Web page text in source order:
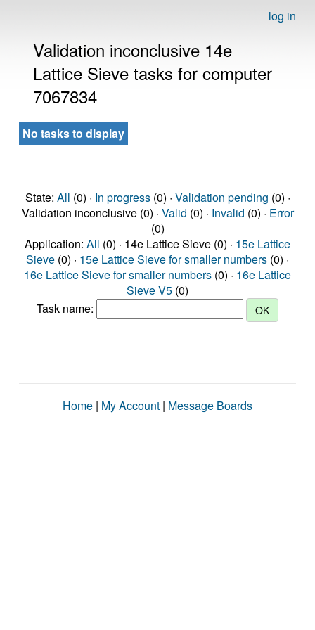
log in
Validation inconclusive 14e
Lattice Sieve tasks for computer
7067834
No tasks to display
State: All (0) · In progress(0) · Validation pending (0) ·
Validation inconclusive (0) · Valid (0) · Invalid (0) · Error
(0)
Application: All (0) · 14e Lattice Sieve (0) · 15e Lattice
Sieve (0) · 15e Lattice Sieve for smaller numbers (0) ·
16e Lattice Sieve for smaller numbers (0) · 16e Lattice
Sieve V5 (0)
Task name:
Home | My Account | Message Boards